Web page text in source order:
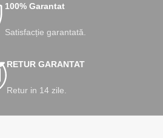
100% Garantat
Satisfacție garantată.
RETUR GARANTAT
Retur in 14 zile.